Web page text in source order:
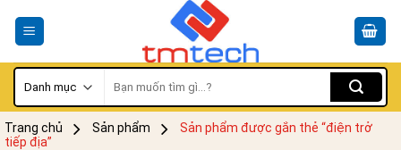
kiếm:
Trang chủ Sản phẩm
Sản phẩm được gắn thẻ “điện trở
tiếp địa”